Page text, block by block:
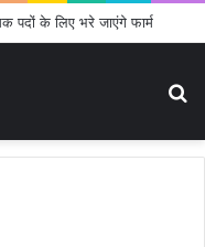
पदों के लिए भरे जाएंगे फार्म